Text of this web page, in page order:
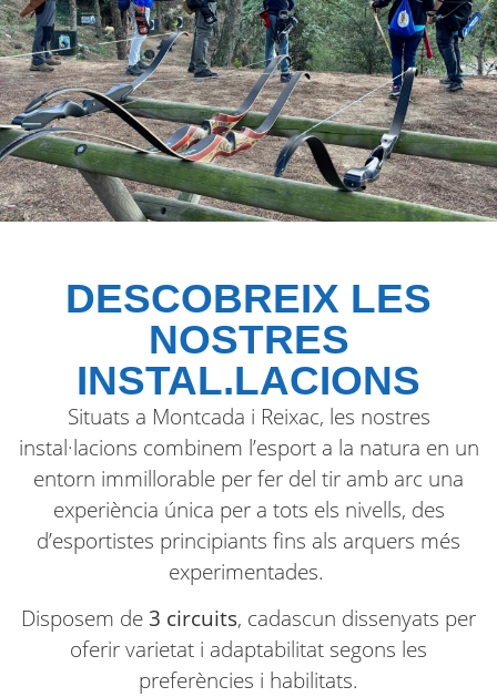
DESCOBREIX LES
NOSTRES
INSTAL.LACIONS
Situats a Montcada i Reixac, les nostres
instal·lacions combinem l’esport a la natura en un
entorn immillorable per fer del tir amb arc una
experiència única per a tots els nivells, des
d’esportistes principiants fins als arquers més
experimentades.
Disposem de3 circuits, cadascun dissenyats per
oferir varietat i adaptabilitat segons les
preferències i habilitats.